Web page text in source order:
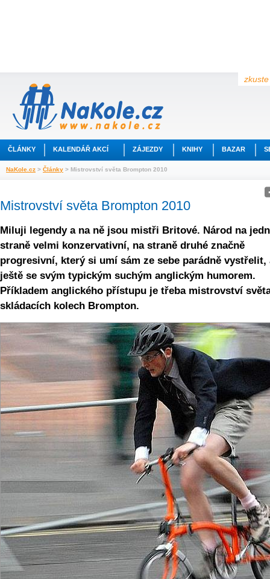
ČLÁNKY KALENDÁŘ AKCÍ ZÁJEZDY KNIHY BAZAR
NaKole.cz > Články > Mistrovství světa Brompton 2010
Mistrovství světa Brompton 2010
Miluji legendy a na ně jsou mistři Britové. Národ na
straně velmi konzervativní, na straně druhé značně
progresivní, který si umí sám ze sebe parádně vystřelit,
ještě se svým typickým suchým anglickým humorem.
Příkladem anglického přístupu je třeba mistrovství
skládacích kolech Brompton.